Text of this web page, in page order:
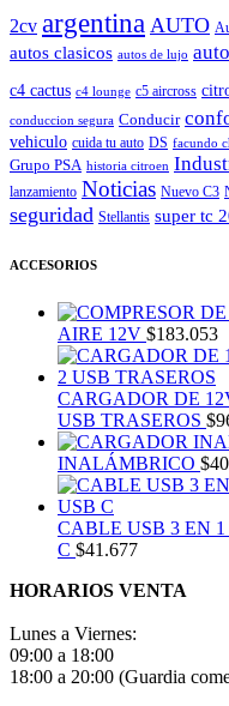
2cv argentina AUTO
autos clasicos autos de lujo
c4 cactus c4 lounge c5 aircross
conduccion segura Conducir
vehiculo cuida tu auto DS facundo
Grupo PSA historia citroen
lanzamiento Noticias Nuevo C3
seguridad Stellantis super tc
ACCESORIOS
AIRE 12V $183.053
CARGADOR DE
USB TRASEROS $
INALÁMBRICO $
CABLE USB 3 EN
C $41.677
HORARIOS VENTA
Lunes a Viernes:
09:00 a 18:00
18:00 a 20:00 (Guardia